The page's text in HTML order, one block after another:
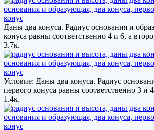
Даны два конуса. Радиус основания и
конуса равны соответственно 4 и 6, а
3.7к.
Условие: Даны два конуса. Радиус
первого конуса равны соответственно 3 и
1.4к.